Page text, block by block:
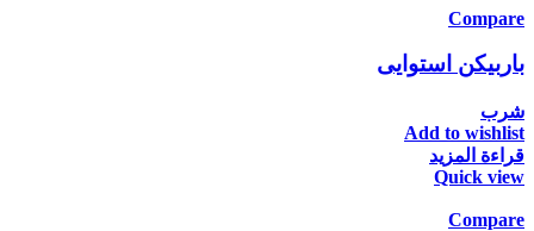
Compare
باربیکن استوایی
شرب
Add to wishlist
قراءة المزيد
Quick view
Compare